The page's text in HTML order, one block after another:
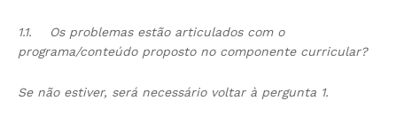
1.1.
Os problemas estão articulados com o
programa/conteúdo proposto no componente curricular?
Se não estiver, será necessário voltar à pergunta 1.